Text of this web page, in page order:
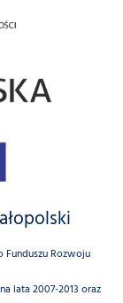
Rozwoju
lata 2007-2013 oraz